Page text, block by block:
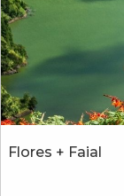
Flores + Faial